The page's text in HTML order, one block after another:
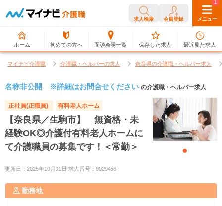
求人検索 会員登録 メニュー
ホーム 初めての方へ 面談会場一覧
0
保存した求人
1
最近見た求人
マイナビ介護職 介護職・ヘルパーの求人 奈良県の介護職・ヘルパー求人
名称非公開 ※詳細はお問合せください の介護職・ヘルパー求人
正社員(正職員) 有料老人ホーム
【奈良県／生駒市】 無資格・未
経験OK◎介護付有料老人ホームに
て介護職員の募集です！＜常勤＞
更新日：2025年10月01日 求人番号：9029456
勤務地